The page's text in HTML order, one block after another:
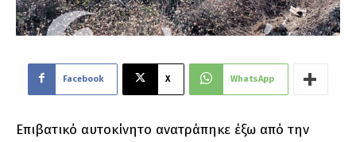
Facebook X WhatsApp
Επιβατικό αυτοκίνητο ανατράπηκε έξω από την